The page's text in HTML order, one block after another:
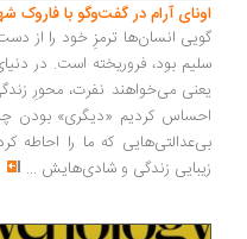
اونای آرام در گفت‌وگو با فاروک
گویی انسان‌ها ترمزِ خود را از
سلیم بود، فروریخته است. در
یعنی می‌خواهند نفرت، محورِ
احساس کردیم «دیگری» بودن
بی‌عدالتی‌هایی که ما را احاطه
زیبایی زندگی و شادی‌هایش ...